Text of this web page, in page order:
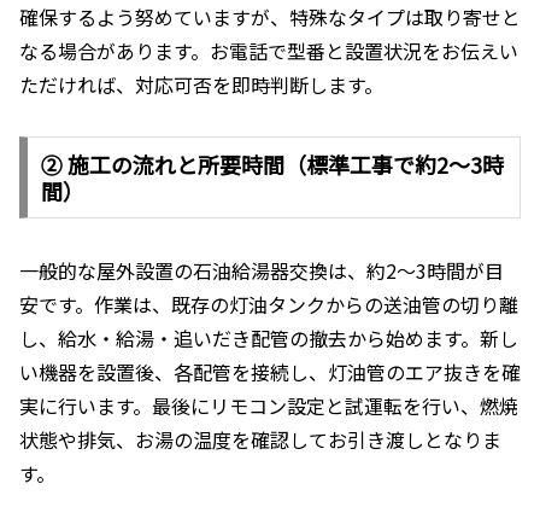
確保するよう努めていますが、特殊なタイプは取り寄せと
なる場合があります。お電話で型番と設置状況をお伝えい
ただければ、対応可否を即時判断します。
② 施工の流れと所要時間（標準工事で約2〜3時
間）
一般的な屋外設置の石油給湯器交換は、約2〜3時間が目
安です。作業は、既存の灯油タンクからの送油管の切り離
し、給水・給湯・追いだき配管の撤去から始めます。新し
い機器を設置後、各配管を接続し、灯油管のエア抜きを確
実に行います。最後にリモコン設定と試運転を行い、燃焼
状態や排気、お湯の温度を確認してお引き渡しとなりま
す。